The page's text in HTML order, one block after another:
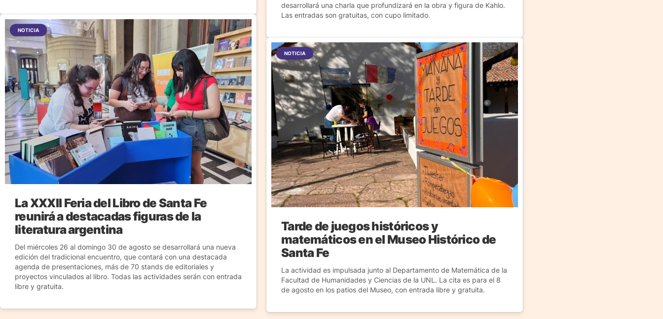
NOTICIA
La XXXII Feria del Libro de Santa Fe
reunirá a destacadas figuras de la
literatura argentina
Del miércoles 26 al domingo 30 de agosto se desarrollará una nueva
edición del tradicional encuentro, que contará con una destacada
agenda de presentaciones, más de 70 stands de editoriales y
proyectos vinculados al libro. Todas las actividades serán con entrada
libre y gratuita.
desarrollará una charla que profundizará en la obra y figura de Kahlo.
Las entradas son gratuitas, con cupo limitado.
NOTICIA
Tarde de juegos históricos y
matemáticos en el Museo Histórico de
Santa Fe
La actividad es impulsada junto al Departamento de Matemática de la
Facultad de Humanidades y Ciencias de la UNL. La cita es para el 8
de agosto en los patios del Museo, con entrada libre y gratuita.